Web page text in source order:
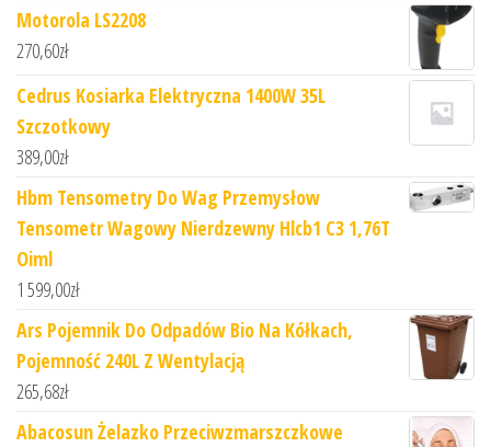
Motorola LS2208
270,60zł
Cedrus Kosiarka Elektryczna 1400W 35L
Szczotkowy
389,00zł
Hbm Tensometry Do Wag Przemysłow
Tensometr Wagowy Nierdzewny Hlcb1 C3 1,76T
Oiml
1 599,00zł
Ars Pojemnik Do Odpadów Bio Na Kółkach,
Pojemność 240L Z Wentylacją
265,68zł
Abacosun Żelazko Przeciwzmarszczkowe